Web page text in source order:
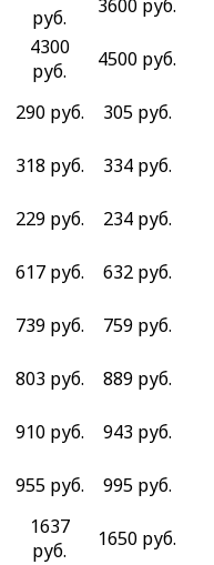
руб.
3600 руб.
4300
руб.
4500 руб.
290 руб.
305 руб.
318 руб.
334 руб.
229 руб.
234 руб.
617 руб.
632 руб.
739 руб.
759 руб.
803 руб.
889 руб.
910 руб.
943 руб.
955 руб.
995 руб.
1637
руб.
1650 руб.